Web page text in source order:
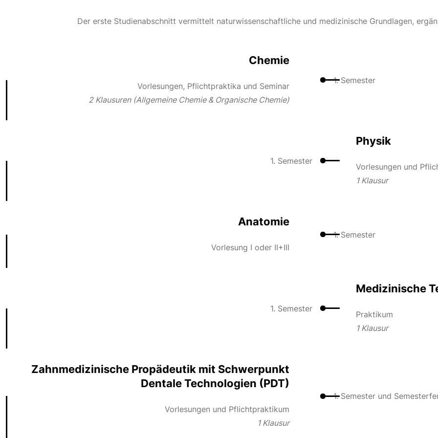
Der erste Studienabschnitt vermittelt naturwissenschaftliche und medizinische Grundlagen,
1. Semester
Chemie
Vorlesungen, Pflichtpraktika und Seminar
2 Klausuren (Allgemeine Chemie & Organische Chemie)
1. Semester
Physik
Vorlesungen und
1 Klausur
1. Semester
Anatomie
Vorlesung I oder II+III
1. Semester
Medizinische
Praktikum
1 Klausur
1. Semester und
Zahnmedizinische Propädeutik mit Schwerpunkt
Dentale Technologien (PDT)
Vorlesungen und Pflichtpraktikum
1 Klausur